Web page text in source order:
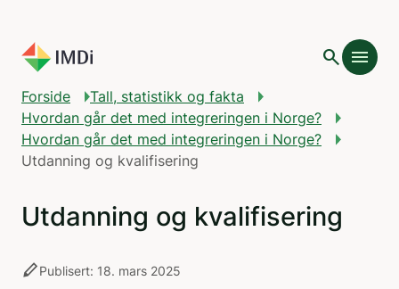
search menu
Forside
Tall, statistikk og fakta
Hvordan går det med integreringen i Norge?
Hvordan går det med integreringen i Norge?
Utdanning og kvalifisering
Utdanning og kvalifisering
stylusPublisert: 18. mars 2025